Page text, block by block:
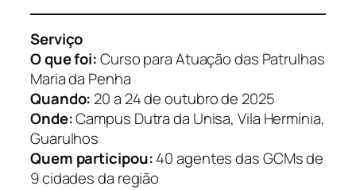
Serviço
O que foi:Curso para Atuação das Patrulhas
Maria da Penha
Quando: 20 a 24 de outubro de 2025
Onde:Campus Dutra da Unisa, Vila Hermínia,
Guarulhos
Quem participou:40 agentes das GCMs de
9 cidades da região